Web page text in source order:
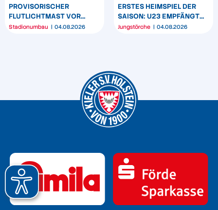
PROVISORISCHER
FLUTLICHTMAST VOR
WESTTRIBÜNE WIRD
Stadionumbau 04.08.2026
ERSTES HEIMSPIEL DER
SAISON: U23 EMPFÄNGT
HEIDER SV
Jungstörche 04.08.2026